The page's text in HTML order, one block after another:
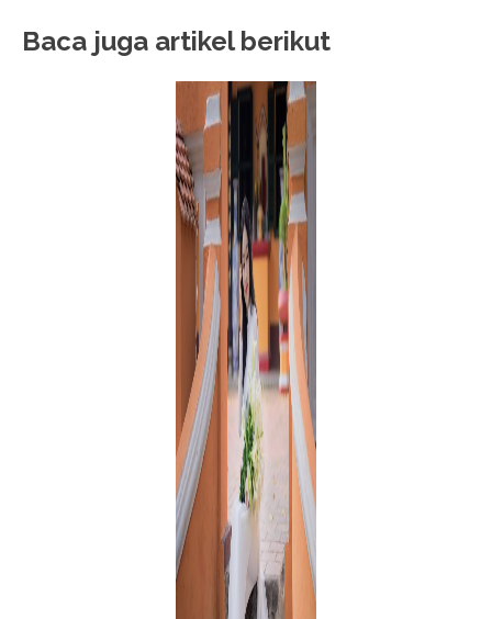
Baca juga artikel berikut